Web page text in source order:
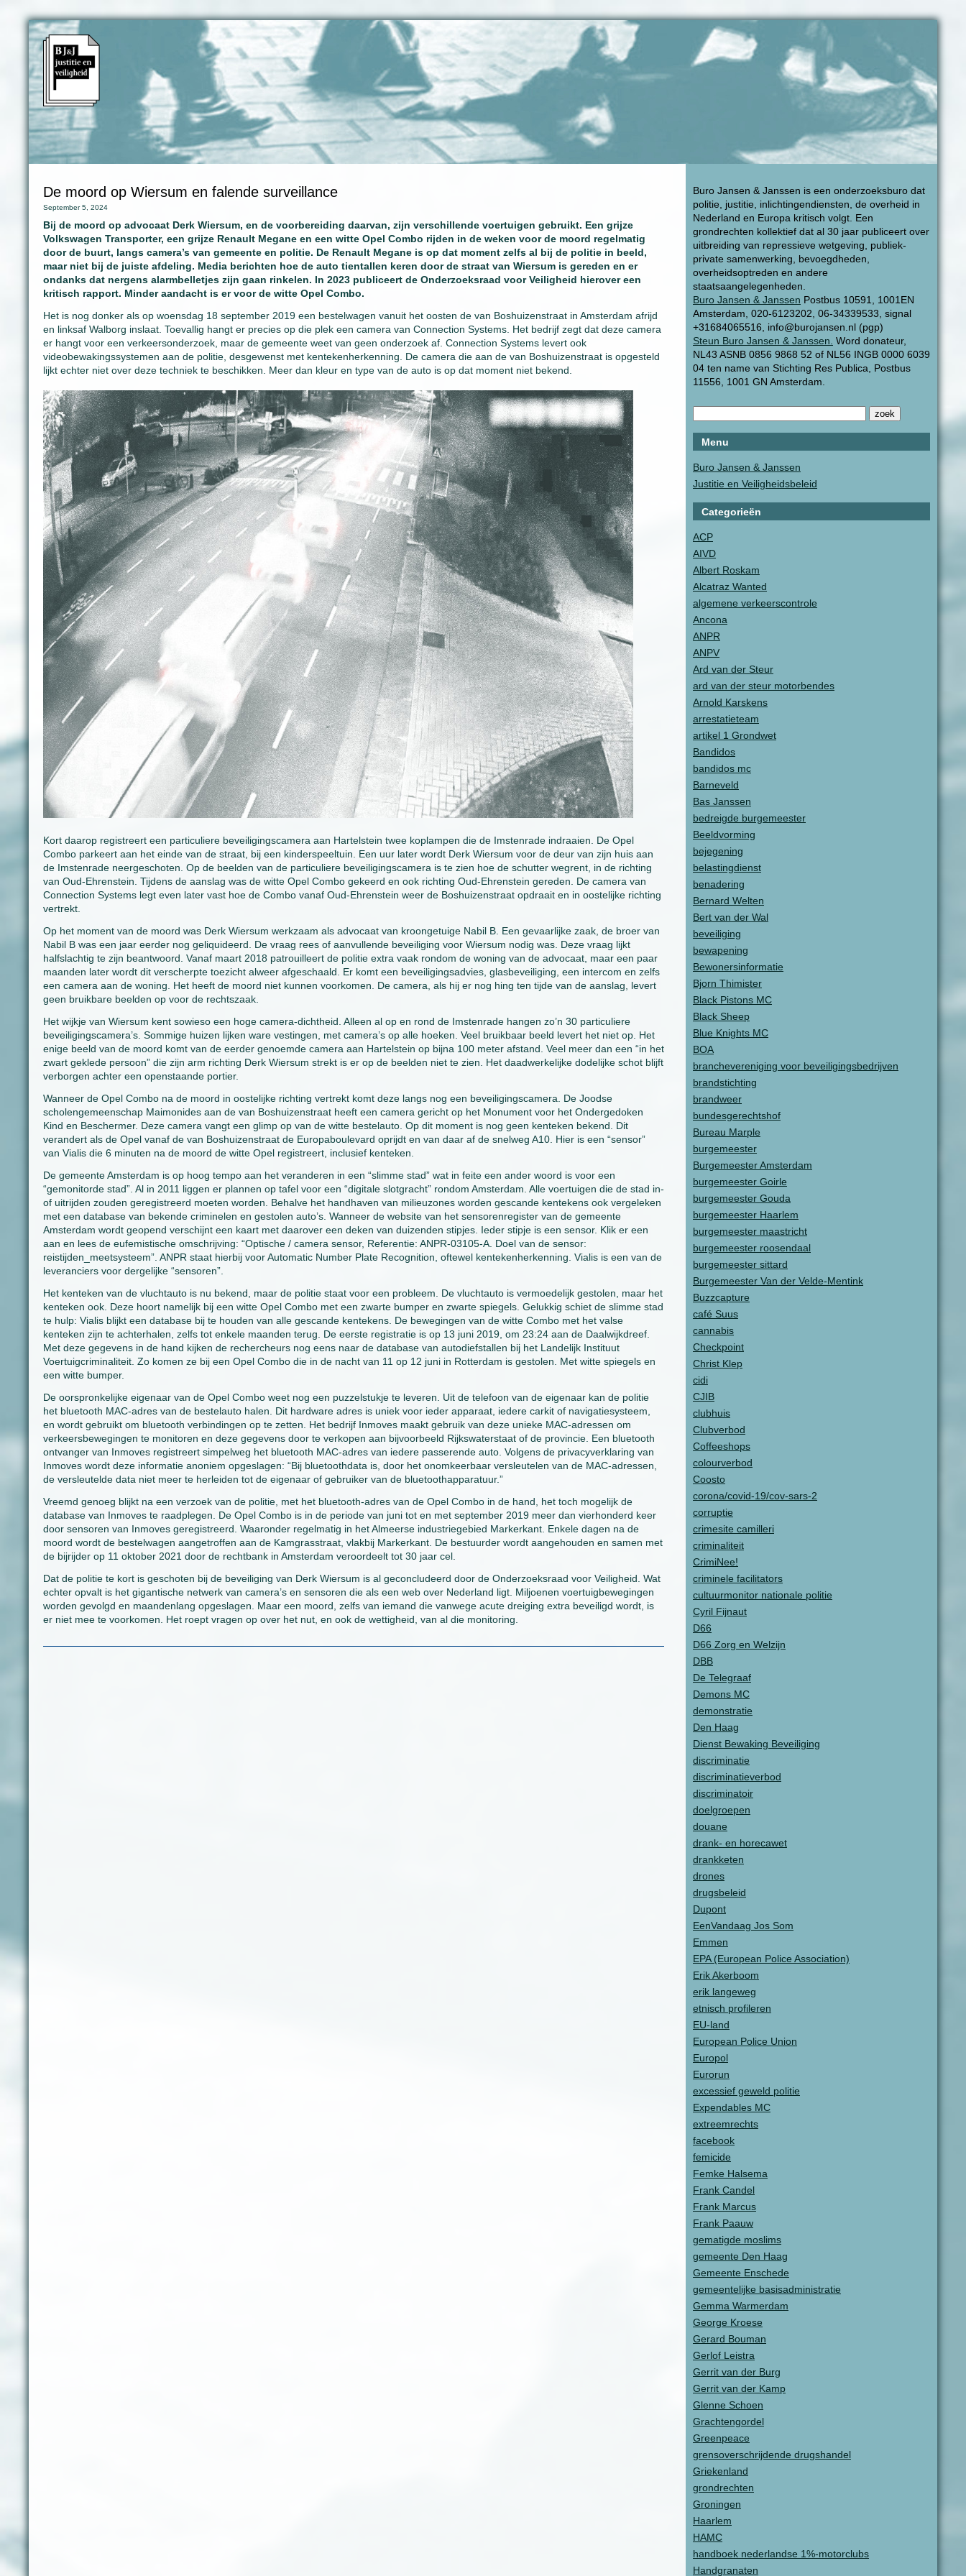
Buro Jansen & Janssen is een onderzoeksburo dat
politie, justitie, inlichtingendiensten, de overheid in
Nederland en Europa kritisch volgt. Een
grondrechten kollektief dat al 30 jaar publiceert over
uitbreiding van repressieve wetgeving, publiek-
private samenwerking, bevoegdheden,
overheidsoptreden en andere
staatsaangelegenheden.
Buro Jansen & Janssen Postbus 10591, 1001EN
Amsterdam, 020-6123202, 06-34339533, signal
+31684065516, info@burojansen.nl (pgp)
Steun Buro Jansen & Janssen. Word donateur,
NL43 ASNB 0856 9868 52 of NL56 INGB 0000 6039
04 ten name van Stichting Res Publica, Postbus
11556, 1001 GN Amsterdam.
Menu
Buro Jansen & Janssen
Justitie en Veiligheidsbeleid
Categorieën
ACP
AIVD
Albert Roskam
Alcatraz Wanted
algemene verkeerscontrole
Ancona
ANPR
ANPV
Ard van der Steur
ard van der steur motorbendes
Arnold Karskens
arrestatieteam
artikel 1 Grondwet
Bandidos
bandidos mc
Barneveld
Bas Janssen
bedreigde burgemeester
Beeldvorming
bejegening
belastingdienst
benadering
Bernard Welten
Bert van der Wal
beveiliging
bewapening
Bewonersinformatie
Bjorn Thimister
Black Pistons MC
Black Sheep
Blue Knights MC
BOA
branchevereniging voor beveiligingsbedrijven
brandstichting
brandweer
bundesgerechtshof
Bureau Marple
burgemeester
Burgemeester Amsterdam
burgemeester Goirle
burgemeester Gouda
burgemeester Haarlem
burgemeester maastricht
burgemeester roosendaal
burgemeester sittard
Burgemeester Van der Velde-Mentink
Buzzcapture
café Suus
cannabis
Checkpoint
Christ Klep
cidi
CJIB
clubhuis
Clubverbod
Coffeeshops
colourverbod
Coosto
corona/covid-19/cov-sars-2
corruptie
crimesite camilleri
criminaliteit
CrimiNee!
criminele facilitators
cultuurmonitor nationale politie
Cyril Fijnaut
D66
D66 Zorg en Welzijn
DBB
De Telegraaf
Demons MC
demonstratie
Den Haag
Dienst Bewaking Beveiliging
discriminatie
discriminatieverbod
discriminatoir
doelgroepen
douane
drank- en horecawet
drankketen
drones
drugsbeleid
Dupont
EenVandaag Jos Som
Emmen
EPA (European Police Association)
Erik Akerboom
erik langeweg
etnisch profileren
EU-land
European Police Union
Europol
Eurorun
excessief geweld politie
Expendables MC
extreemrechts
facebook
femicide
Femke Halsema
Frank Candel
Frank Marcus
Frank Paauw
gematigde moslims
gemeente Den Haag
Gemeente Enschede
gemeentelijke basisadministratie
Gemma Warmerdam
George Kroese
Gerard Bouman
Gerlof Leistra
Gerrit van der Burg
Gerrit van der Kamp
Glenne Schoen
Grachtengordel
Greenpeace
grensoverschrijdende drugshandel
Griekenland
grondrechten
Groningen
Haarlem
HAMC
handboek nederlandse 1%-motorclubs
Handgranaten
De moord op Wiersum en falende surveillance
September 5, 2024
Bij de moord op advocaat Derk Wiersum, en de voorbereiding daarvan, zijn verschillende voertuigen gebruikt. Een grijze
Volkswagen Transporter, een grijze Renault Megane en een witte Opel Combo rijden in de weken voor de moord regelmatig
door de buurt, langs camera’s van gemeente en politie. De Renault Megane is op dat moment zelfs al bij de politie in beeld,
maar niet bij de juiste afdeling. Media berichten hoe de auto tientallen keren door de straat van Wiersum is gereden en er
ondanks dat nergens alarmbelletjes zijn gaan rinkelen. In 2023 publiceert de Onderzoeksraad voor Veiligheid hierover een
kritisch rapport. Minder aandacht is er voor de witte Opel Combo.
Het is nog donker als op woensdag 18 september 2019 een bestelwagen vanuit het oosten de van Boshuizenstraat in Amsterdam afrijd
en linksaf Walborg inslaat. Toevallig hangt er precies op die plek een camera van Connection Systems. Het bedrijf zegt dat deze camera
er hangt voor een verkeersonderzoek, maar de gemeente weet van geen onderzoek af. Connection Systems levert ook
videobewakingssystemen aan de politie, desgewenst met kentekenherkenning. De camera die aan de van Boshuizenstraat is opgesteld
lijkt echter niet over deze techniek te beschikken. Meer dan kleur en type van de auto is op dat moment niet bekend.
Kort daarop registreert een particuliere beveiligingscamera aan Hartelstein twee koplampen die de Imstenrade indraaien. De Opel
Combo parkeert aan het einde van de straat, bij een kinderspeeltuin. Een uur later wordt Derk Wiersum voor de deur van zijn huis aan
de Imstenrade neergeschoten. Op de beelden van de particuliere beveiligingscamera is te zien hoe de schutter wegrent, in de richting
van Oud-Ehrenstein. Tijdens de aanslag was de witte Opel Combo gekeerd en ook richting Oud-Ehrenstein gereden. De camera van
Connection Systems legt even later vast hoe de Combo vanaf Oud-Ehrenstein weer de Boshuizenstraat opdraait en in oostelijke richting
vertrekt.
Op het moment van de moord was Derk Wiersum werkzaam als advocaat van kroongetuige Nabil B. Een gevaarlijke zaak, de broer van
Nabil B was een jaar eerder nog geliquideerd. De vraag rees of aanvullende beveiliging voor Wiersum nodig was. Deze vraag lijkt
halfslachtig te zijn beantwoord. Vanaf maart 2018 patrouilleert de politie extra vaak rondom de woning van de advocaat, maar een paar
maanden later wordt dit verscherpte toezicht alweer afgeschaald. Er komt een beveiligingsadvies, glasbeveiliging, een intercom en zelfs
een camera aan de woning. Het heeft de moord niet kunnen voorkomen. De camera, als hij er nog hing ten tijde van de aanslag, levert
geen bruikbare beelden op voor de rechtszaak.
Het wijkje van Wiersum kent sowieso een hoge camera-dichtheid. Alleen al op en rond de Imstenrade hangen zo’n 30 particuliere
beveiligingscamera’s. Sommige huizen lijken ware vestingen, met camera’s op alle hoeken. Veel bruikbaar beeld levert het niet op. Het
enige beeld van de moord komt van de eerder genoemde camera aan Hartelstein op bijna 100 meter afstand. Veel meer dan een “in het
zwart geklede persoon” die zijn arm richting Derk Wiersum strekt is er op de beelden niet te zien. Het daadwerkelijke dodelijke schot blijft
verborgen achter een openstaande portier.
Wanneer de Opel Combo na de moord in oostelijke richting vertrekt komt deze langs nog een beveiligingscamera. De Joodse
scholengemeenschap Maimonides aan de van Boshuizenstraat heeft een camera gericht op het Monument voor het Ondergedoken
Kind en Beschermer. Deze camera vangt een glimp op van de witte bestelauto. Op dit moment is nog geen kenteken bekend. Dit
verandert als de Opel vanaf de van Boshuizenstraat de Europaboulevard oprijdt en van daar af de snelweg A10. Hier is een “sensor”
van Vialis die 6 minuten na de moord de witte Opel registreert, inclusief kenteken.
De gemeente Amsterdam is op hoog tempo aan het veranderen in een “slimme stad” wat in feite een ander woord is voor een
“gemonitorde stad”. Al in 2011 liggen er plannen op tafel voor een “digitale slotgracht” rondom Amsterdam. Alle voertuigen die de stad in-
of uitrijden zouden geregistreerd moeten worden. Behalve het handhaven van milieuzones worden gescande kentekens ook vergeleken
met een database van bekende criminelen en gestolen auto’s. Wanneer de website van het sensorenregister van de gemeente
Amsterdam wordt geopend verschijnt een kaart met daarover een deken van duizenden stipjes. Ieder stipje is een sensor. Klik er een
aan en lees de eufemistische omschrijving: “Optische / camera sensor, Referentie: ANPR-03105-A. Doel van de sensor:
reistijden_meetsysteem”. ANPR staat hierbij voor Automatic Number Plate Recognition, oftewel kentekenherkenning. Vialis is een van de
leveranciers voor dergelijke “sensoren”.
Het kenteken van de vluchtauto is nu bekend, maar de politie staat voor een probleem. De vluchtauto is vermoedelijk gestolen, maar het
kenteken ook. Deze hoort namelijk bij een witte Opel Combo met een zwarte bumper en zwarte spiegels. Gelukkig schiet de slimme stad
te hulp: Vialis blijkt een database bij te houden van alle gescande kentekens. De bewegingen van de witte Combo met het valse
kenteken zijn te achterhalen, zelfs tot enkele maanden terug. De eerste registratie is op 13 juni 2019, om 23:24 aan de Daalwijkdreef.
Met deze gegevens in de hand kijken de rechercheurs nog eens naar de database van autodiefstallen bij het Landelijk Instituut
Voertuigcriminaliteit. Zo komen ze bij een Opel Combo die in de nacht van 11 op 12 juni in Rotterdam is gestolen. Met witte spiegels en
een witte bumper.
De oorspronkelijke eigenaar van de Opel Combo weet nog een puzzelstukje te leveren. Uit de telefoon van de eigenaar kan de politie
het bluetooth MAC-adres van de bestelauto halen. Dit hardware adres is uniek voor ieder apparaat, iedere carkit of navigatiesysteem,
en wordt gebruikt om bluetooth verbindingen op te zetten. Het bedrijf Inmoves maakt gebruik van deze unieke MAC-adressen om
verkeersbewegingen te monitoren en deze gegevens door te verkopen aan bijvoorbeeld Rijkswaterstaat of de provincie. Een bluetooth
ontvanger van Inmoves registreert simpelweg het bluetooth MAC-adres van iedere passerende auto. Volgens de privacyverklaring van
Inmoves wordt deze informatie anoniem opgeslagen: “Bij bluetoothdata is, door het onomkeerbaar versleutelen van de MAC-adressen,
de versleutelde data niet meer te herleiden tot de eigenaar of gebruiker van de bluetoothapparatuur.”
Vreemd genoeg blijkt na een verzoek van de politie, met het bluetooth-adres van de Opel Combo in de hand, het toch mogelijk de
database van Inmoves te raadplegen. De Opel Combo is in de periode van juni tot en met september 2019 meer dan vierhonderd keer
door sensoren van Inmoves geregistreerd. Waaronder regelmatig in het Almeerse industriegebied Markerkant. Enkele dagen na de
moord wordt de bestelwagen aangetroffen aan de Kamgrasstraat, vlakbij Markerkant. De bestuurder wordt aangehouden en samen met
de bijrijder op 11 oktober 2021 door de rechtbank in Amsterdam veroordeelt tot 30 jaar cel.
Dat de politie te kort is geschoten bij de beveiliging van Derk Wiersum is al geconcludeerd door de Onderzoeksraad voor Veiligheid. Wat
echter opvalt is het gigantische netwerk van camera’s en sensoren die als een web over Nederland ligt. Miljoenen voertuigbewegingen
worden gevolgd en maandenlang opgeslagen. Maar een moord, zelfs van iemand die vanwege acute dreiging extra beveiligd wordt, is
er niet mee te voorkomen. Het roept vragen op over het nut, en ook de wettigheid, van al die monitoring.